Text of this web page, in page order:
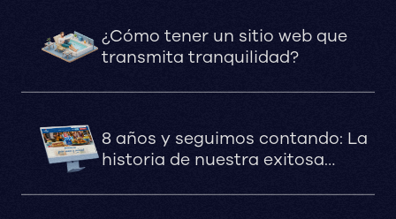
¿Cómo tener un sitio web que
transmita tranquilidad?
8 años y seguimos contando: La
historia de nuestra exitosa
Fernando